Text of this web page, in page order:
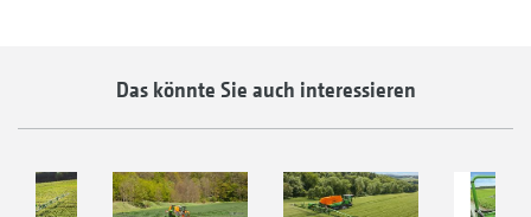
Das könnte Sie auch interessieren